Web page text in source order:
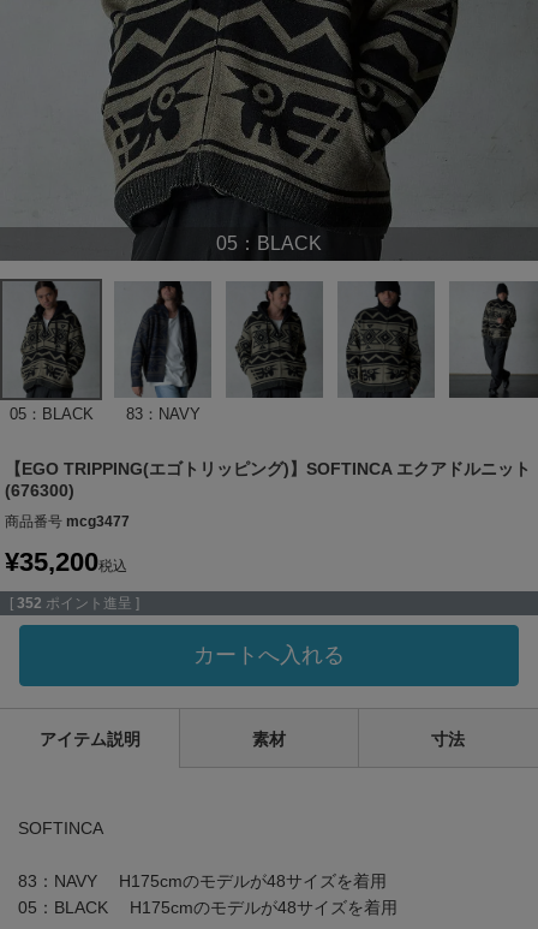
05：BLACK
05：BLACK 83：NAVY
【EGO TRIPPING(エゴトリッピング)】SOFTINCA エクアドルニット
(676300)
商品番号 mcg3477
¥35,200税込
[ 352 ポイント進呈 ]
カートへ入れる
アイテム説明 素材 寸法
SOFTINCA
83：NAVY H175cmのモデルが48サイズを着用
05：BLACK H175cmのモデルが48サイズを着用